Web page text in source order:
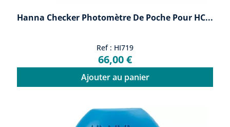
Hanna Checker Photomètre De Poche Pour HC...
Ref : HI719
66,00 €
Ajouter au panier